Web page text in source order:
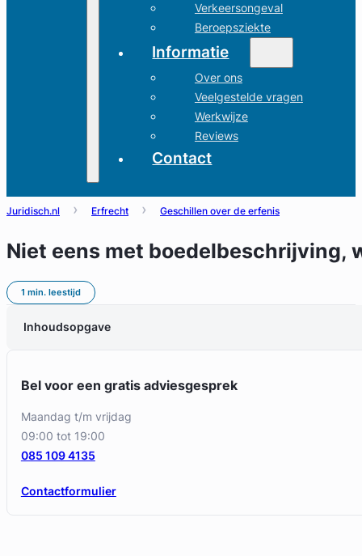
Verkeersongeval
Beroepsziekte
Informatie
Over ons
Veelgestelde vragen
Werkwijze
Reviews
Contact
Juridisch.nl Erfrecht Geschillen over de erfenis
Niet eens met boedelbeschrijving,
1 min. leestijd
Inhoudsopgave
Bel voor een gratis adviesgesprek
maandag t/m vrijdag
09:00 tot 19:00
Contactformulier
085 109 4135